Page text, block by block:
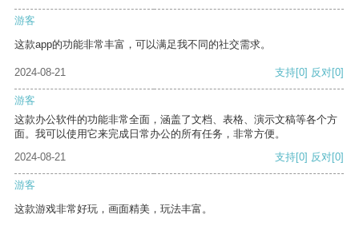
游客
这款app的功能非常丰富，可以满足我不同的社交需求。
2024-08-21 支持[0] 反对[0]
游客
这款办公软件的功能非常全面，涵盖了文档、表格、演示文稿等各个方
面。我可以使用它来完成日常办公的所有任务，非常方便。
2024-08-21
支持[0] 反对[0]
游客
这款游戏非常好玩，画面精美，玩法丰富。